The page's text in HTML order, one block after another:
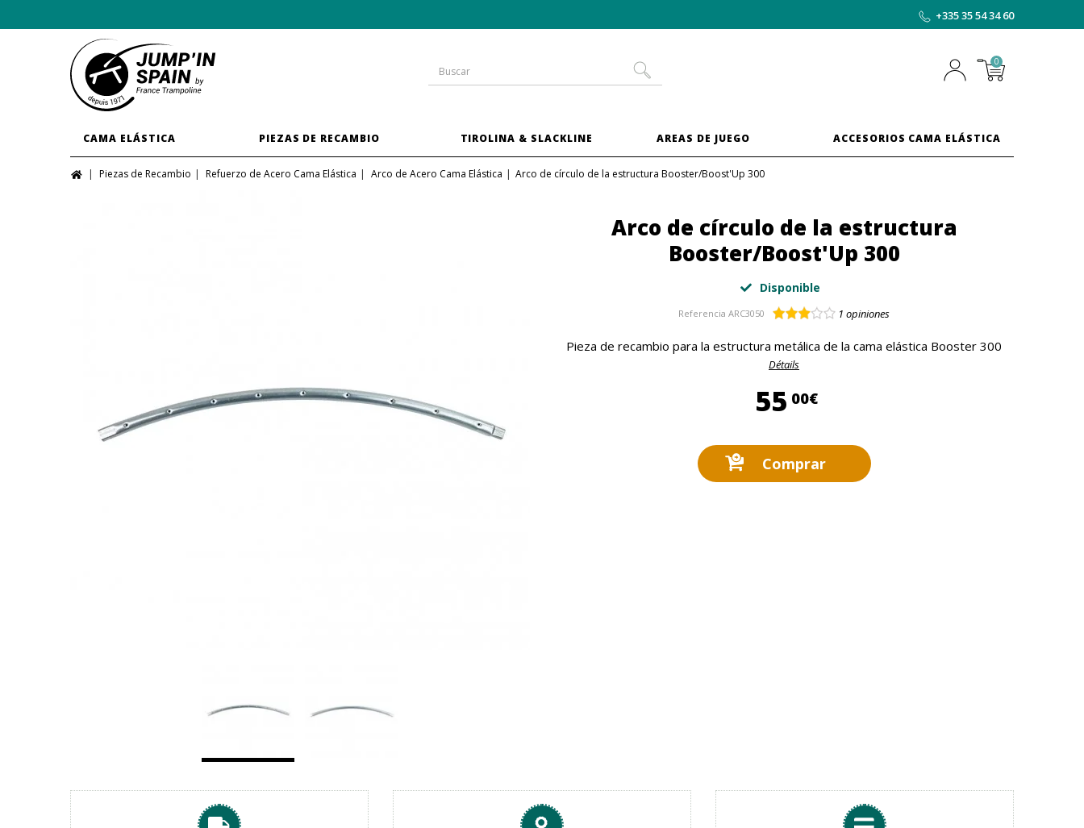
+335 35 54 34 60
0
CAMA ELÁSTICA PIEZAS DE RECAMBIO TIROLINA & SLACKLINE AREAS DE JUEGO ACCESORIOS CAMA ELÁSTICA
Piezas de Recambio Refuerzo de Acero Cama Elástica Arco de Acero Cama Elástica Arco de círculo de la estructura Booster/Boost'Up 300
Arco de círculo de la estructura
Booster/Boost'Up 300
Disponible
Referencia ARC3050 1 opiniones
Pieza de recambio para la estructura metálica de la cama elástica Booster 300
Détails
55 00€55,00 €
Comprar